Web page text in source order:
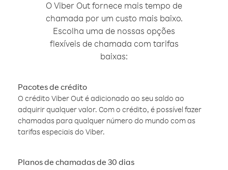
O Viber Out fornece mais tempo de
chamada por um custo mais baixo.
Escolha uma de nossas opções
flexíveis de chamada com tarifas
baixas:
Pacotes de crédito
O crédito Viber Out é adicionado ao seu saldo ao
adquirir qualquer valor. Com o crédito, é possível fazer
chamadas para qualquer número do mundo com as
tarifas especiais do Viber.
Planos de chamadas de 30 dias